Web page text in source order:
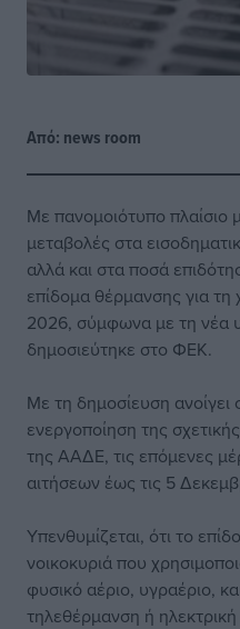
Από: news room
Με πανομοιότυπο πλαίσιο
μεταβολές στα
αλλά και στα ποσά
επίδομα θέρμανσης για τη
2026, σύμφωνα με τη νέα
δημοσιεύτηκε στο ΦΕΚ.
Με τη δημοσίευση ανοίγει
ενεργοποίηση της
της ΑΑΔΕ, τις επόμενες
αιτήσεων έως τις 5
Υπενθυμίζεται, ότι το
νοικοκυριά που
φυσικό αέριο, υγραέριο,
τηλεθέρμανση ή